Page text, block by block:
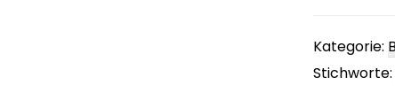
Kategorie:
Stichworte: